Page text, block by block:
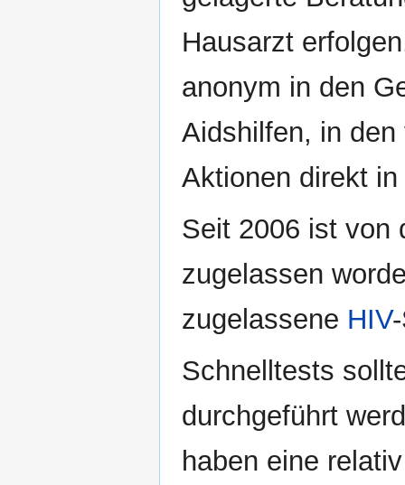
Hausarzt
anonym in den
Aidshilfen, in
Aktionen direkt
Seit 2006 ist von
zugelassen
zugelassene HIV
Schnelltests
durchgeführt
haben eine